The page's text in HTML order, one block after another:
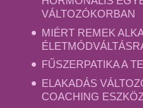
VÁLTOZÓKORBAN
MIÉRT REMEK
FŰSZERPATIKA A
ELAKADÁS
COACHING